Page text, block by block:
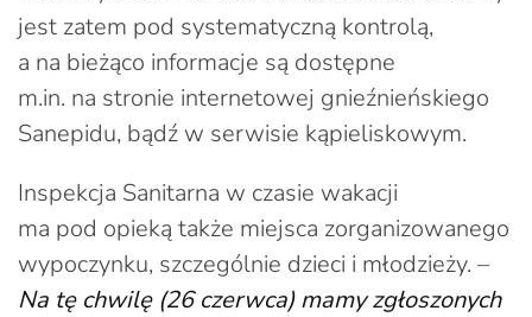
jest zatem pod systematyczną kontrolą,
a na bieżąco informacje są dostępne
m.in. na stronie internetowej gnieźnieńskiego
Sanepidu, bądź w serwisie kąpieliskowym.
Inspekcja Sanitarna w czasie wakacji
ma pod opieką także miejsca zorganizowanego
wypoczynku, szczególnie dzieci i młodzieży. –
Na tę chwilę (26 czerwca) mamy zgłoszonych